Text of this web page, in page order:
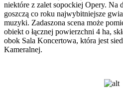
niektóre z zalet sopockiej Opery. Na
goszczą co roku najwybitniejsze
muzyki. Zadaszona scena może
obiekt o łącznej powierzchni 4 ha,
obok Sala Koncertowa, która jest
Kameralnej.